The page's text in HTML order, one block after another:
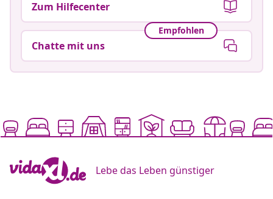
Zum Hilfecenter
Empfohlen
Chatte mit uns
Lebe das Leben günstiger